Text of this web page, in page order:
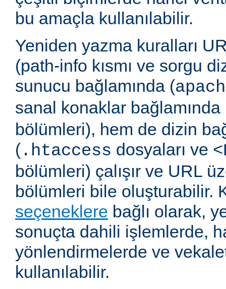
bu amaçla kullanılabilir.
Yeniden yazma kuralları
(path-info kısmı ve sorgu
sunucu bağlamında (
sanal konaklar bağlamında
bölümleri), hem de dizin
( .htaccess dosyaları ve
bölümleri) çalışır ve URL
bölümleri bile oluşturabilir.
seçeneklere bağlı olarak,
sonuçta dahili işlemlerde,
yönlendirmelerde ve
kullanılabilir.